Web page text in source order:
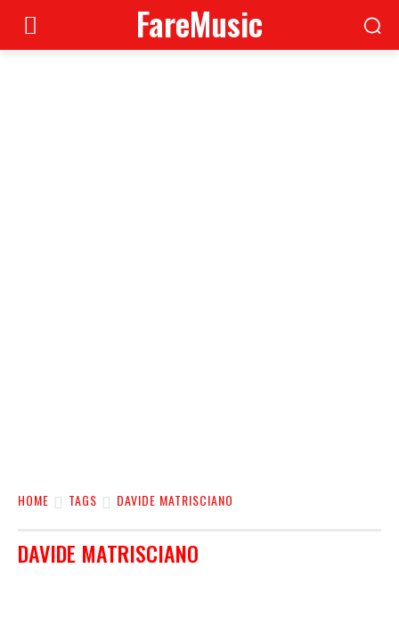
FareMusic
HOME TAGS DAVIDE MATRISCIANO
DAVIDE MATRISCIANO